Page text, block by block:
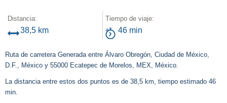
Distancia:
38,5 km
Tiempo de viaje:
46 min
Ruta de carretera Generada entre Álvaro Obregón, Ciudad de México,
D.F., México y 55000 Ecatepec de Morelos, MEX, México.
La distancia entre estos dos puntos es de 38,5 km, tiempo estimado 46
min.